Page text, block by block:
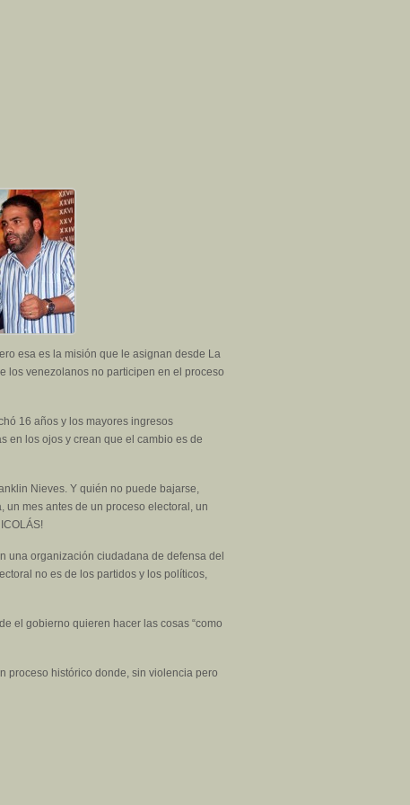
esa es la misión que le asignan desde La
los venezolanos no participen en el proceso
16 años y los mayores ingresos
en los ojos y crean que el cambio es de
Nieves. Y quién no puede bajarse,
un mes antes de un proceso electoral, un
una organización ciudadana de defensa del
no es de los partidos y los políticos,
el gobierno quieren hacer las cosas “como
proceso histórico donde, sin violencia pero